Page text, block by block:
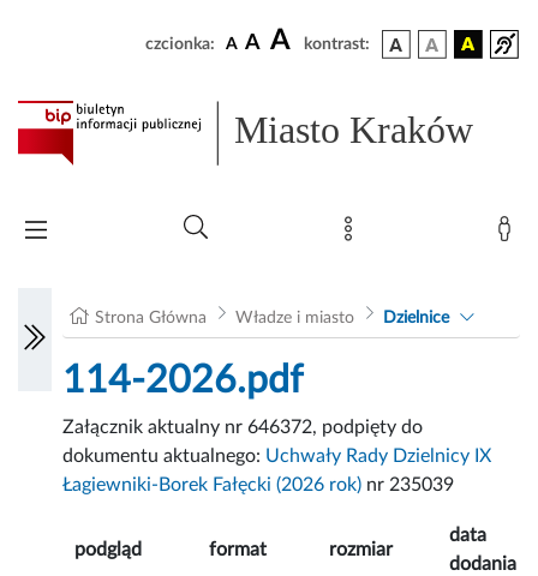
czcionka: A A A kontrast:
Miasto Kraków
Strona Główna Władze i miasto Dzielnice
114-2026.pdf
Załącznik aktualny nr 646372, podpięty do
dokumentu aktualnego: Uchwały Rady Dzielnicy IX
Łagiewniki-Borek Fałęcki (2026 rok) nr 235039
podgląd format rozmiar
data
dodania